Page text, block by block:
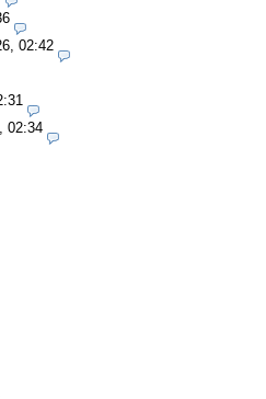
02:42
02:34